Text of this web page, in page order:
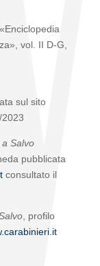
vol. II D-G,
sul sito
Salvo
pubblicata
consultato il
, profilo